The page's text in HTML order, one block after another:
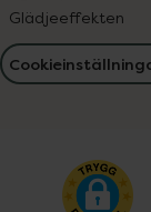
Glädjeeffekten